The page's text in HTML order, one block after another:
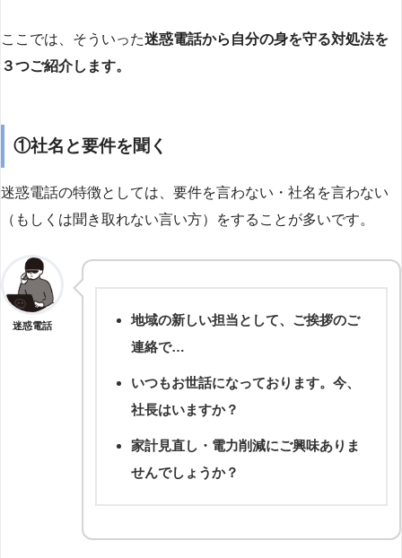
ここでは、そういった迷惑電話から自分の身を守る対処法を
３つご紹介します。
①社名と要件を聞く
迷惑電話の特徴としては、要件を言わない・社名を言わない
（もしくは聞き取れない言い方）をすることが多いです。
迷惑電話
地域の新しい担当として、ご挨拶のご
連絡で…
いつもお世話になっております。今、
社長はいますか？
家計見直し・電力削減にご興味ありま
せんでしょうか？